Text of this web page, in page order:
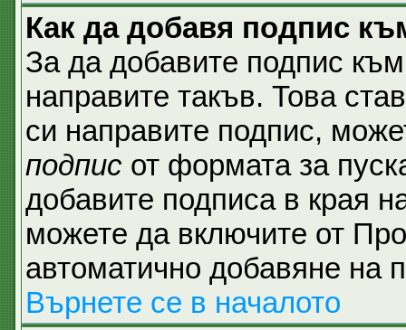
Как да добавя подпис
За да добавите подпис
направите такъв. Това
си направите подпис,
подпис от формата за
добавите подписа в края
можете да включите от
автоматично добавяне на
Върнете се в началото